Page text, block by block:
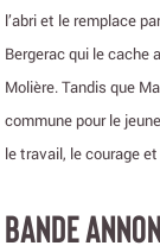
l’abri et le remplace
Bergerac qui le cache
Molière. Tandis que
commune pour le
le travail, le courage
BANDE